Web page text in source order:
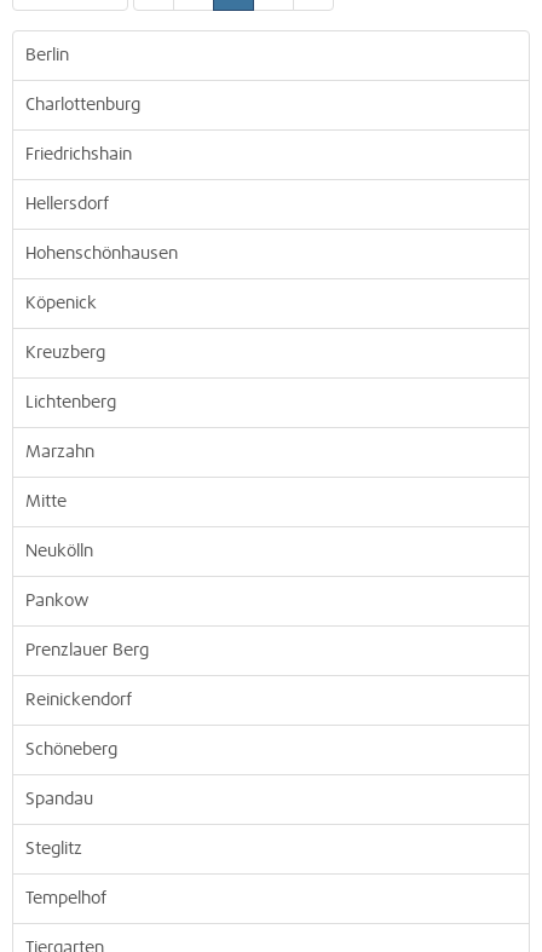
Berlin
Charlottenburg
Friedrichshain
Hellersdorf
Hohenschönhausen
Köpenick
Kreuzberg
Lichtenberg
Marzahn
Mitte
Neukölln
Pankow
Prenzlauer Berg
Reinickendorf
Schöneberg
Spandau
Steglitz
Tempelhof
Tiergarten